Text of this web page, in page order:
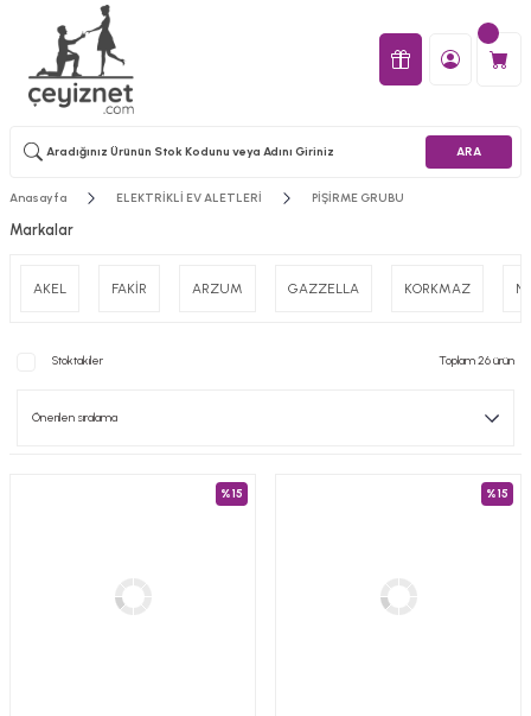
ARA
Anasayfa ELEKTRİKLİ EV ALETLERİ PİŞİRME GRUBU
Markalar
AKEL FAKİR ARZUM GAZZELLA KORKMAZ
Stoktakiler Toplam 26 ürün
%15 %15